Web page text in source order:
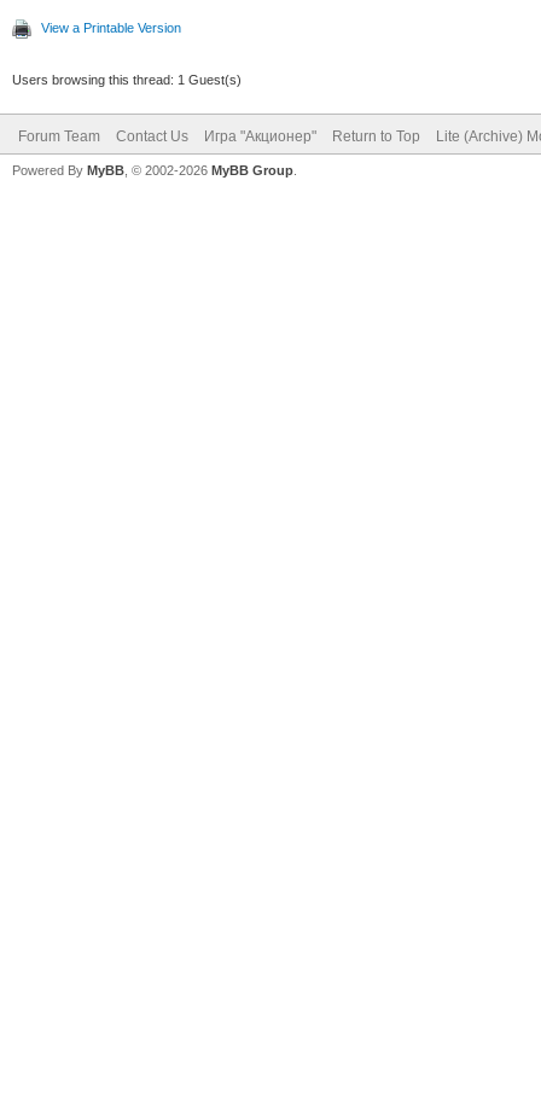
View a Printable Version
Users browsing this thread: 1 Guest(s)
Forum Team Contact Us Игра "Акционер" Return to Top Lite (Archive)
Powered By MyBB , © 2002-2026 MyBB Group